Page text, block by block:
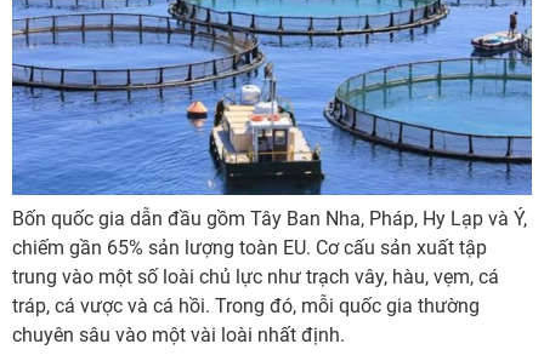
Bốn quốc gia dẫn đầu gồm Tây Ban Nha, Pháp, Hy Lạp và Ý,
chiếm gần 65% sản lượng toàn EU. Cơ cấu sản xuất tập
trung vào một số loài chủ lực như trạch vây, hàu, vẹm, cá
tráp, cá vược và cá hồi. Trong đó, mỗi quốc gia thường
chuyên sâu vào một vài loài nhất định.